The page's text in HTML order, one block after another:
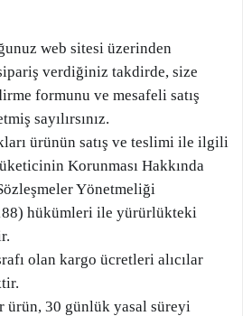
web sitesi üzerinden
verdiğiniz takdirde, size
formunu ve mesafeli satış
sayılırsınız.
ürünün satış ve teslimi ile ilgili
Korunması Hakkında
Yönetmeliği
hükümleri ile yürürlükteki
olan kargo ücretleri alıcılar
ürün, 30 günlük yasal süreyi